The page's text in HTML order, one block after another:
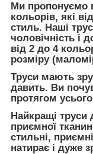
Ми пропонуємо
кольорів, які
стиль. Наші
чоловічність і
від 2 до 4
розміру
Труси мають
давить. Ви
протягом
Найкращі труси
приємної
стильні,
натирає і дуже